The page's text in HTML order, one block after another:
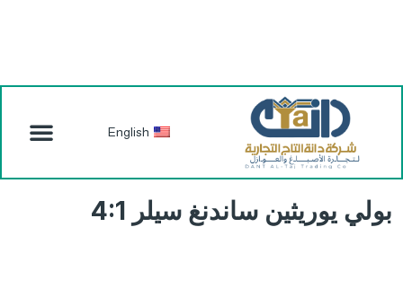
English
بولي يوريثين ساندنغ سيلر 4:1